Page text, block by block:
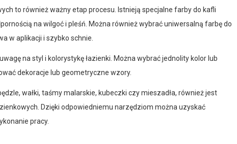
to również ważny etap procesu. Istnieją specjalne farby do kafli
na wilgoć i pleśń. Można również wybrać uniwersalną farbę do
w aplikacji i szybko schnie.
na styl i kolorystykę łazienki. Można wybrać jednolity kolor lub
dekoracje lub geometryczne wzory.
wałki, taśmy malarskie, kubeczki czy mieszadła, również jest
Dzięki odpowiedniemu narzędziom można uzyskać
pracy.